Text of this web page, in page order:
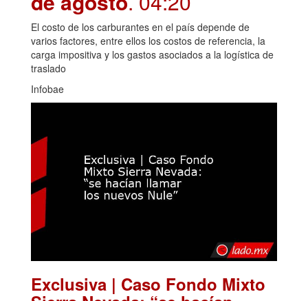
El costo de los carburantes en el país depende de
varios factores, entre ellos los costos de referencia, la
carga impositiva y los gastos asociados a la logística de
traslado
Infobae
Exclusiva | Caso Fondo Mixto